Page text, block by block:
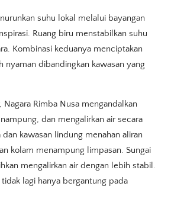
suhu lokal melalui bayangan
Ruang biru menstabilkan suhu
Kombinasi keduanya menciptakan
nyaman dibandingkan kawasan yang
Nagara Rimba Nusa mengandalkan
dan mengalirkan air secara
kawasan lindung menahan aliran
kolam menampung limpasan. Sungai
mengalirkan air dengan lebih stabil.
lagi hanya bergantung pada